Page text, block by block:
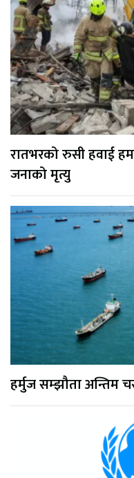
रातभरको रुसी हवाई
जनाको मृत्यु
हर्मुज सम्झौता अन्तिम